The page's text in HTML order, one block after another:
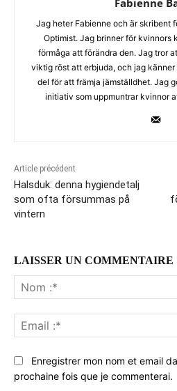
Fabienne
Jag heter Fabienne och är skribent
Optimist. Jag brinner för kvinnors
förmåga att förändra den. Jag tror
viktig röst att erbjuda, och jag
del för att främja jämställdhet. Jag
initiativ som uppmuntrar kvinnor
Article précédent
Halsduk: denna hygiendetalj
som ofta försummas på
vintern
LAISSER UN COMMENTAIRE
Enregistrer mon nom et email
prochaine fois que je commenterai.